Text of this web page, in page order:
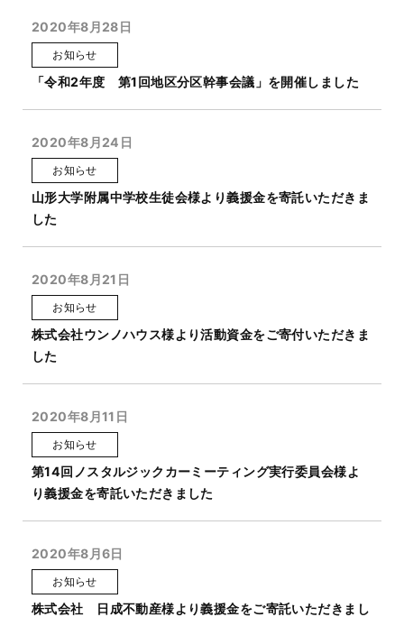
2020年8月28日
お知らせ
「令和2年度 第1回地区分区幹事会議」を開催しました
2020年8月24日
お知らせ
山形大学附属中学校生徒会様より義援金を寄託いただきま
した
2020年8月21日
お知らせ
株式会社ウンノハウス様より活動資金をご寄付いただきま
した
2020年8月11日
お知らせ
第14回ノスタルジックカーミーティング実行委員会様よ
り義援金を寄託いただきました
2020年8月6日
お知らせ
株式会社 日成不動産様より義援金をご寄託いただきまし